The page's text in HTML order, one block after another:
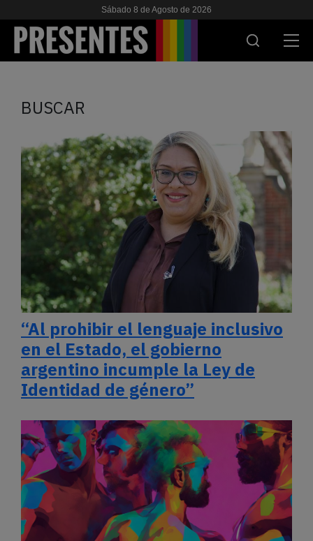
Sábado 8 de Agosto de 2026
VIH & SIDA
ESCUELA
NOSOTRES
APOYANOS
ES EN
BUSCAR
“Al prohibir el lenguaje inclusivo
en el Estado, el gobierno
argentino incumple la Ley de
Identidad de género”